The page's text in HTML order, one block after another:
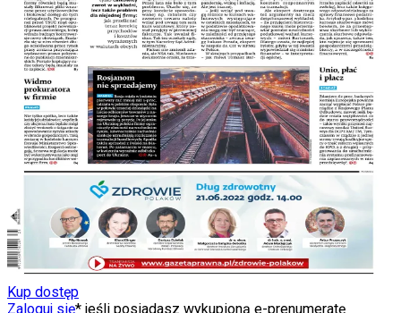
Kup dostęp
Zaloguj się* jeśli posiadasz wykupioną e-prenumeratę